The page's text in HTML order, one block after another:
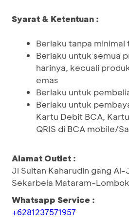
Syarat & Ketentuan :
Berlaku tanpa minimal
Berlaku untuk semua
harinya, kecuali
emas
Berlaku untuk
Berlaku untuk
Kartu Debit BCA,
QRIS di BCA mobile/
Alamat Outlet :
Jl Sultan Kaharudin gang Al-
Sekarbela Mataram-Lombok
Whatsapp Service :
+6281237571957